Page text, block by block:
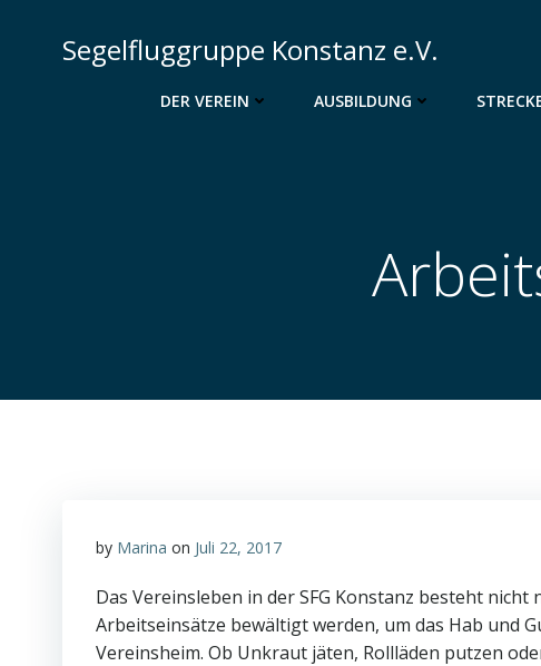
springenSegelfluggruppe Konstanz e.V.
DER VEREIN AUSBILDUNG
by Marina on Juli 22, 2017
Das Vereinsleben in der SFG Konstanz besteht
Arbeitseinsätze bewältigt werden, um das Hab und
Vereinsheim. Ob Unkraut jäten, Rollläden putzen